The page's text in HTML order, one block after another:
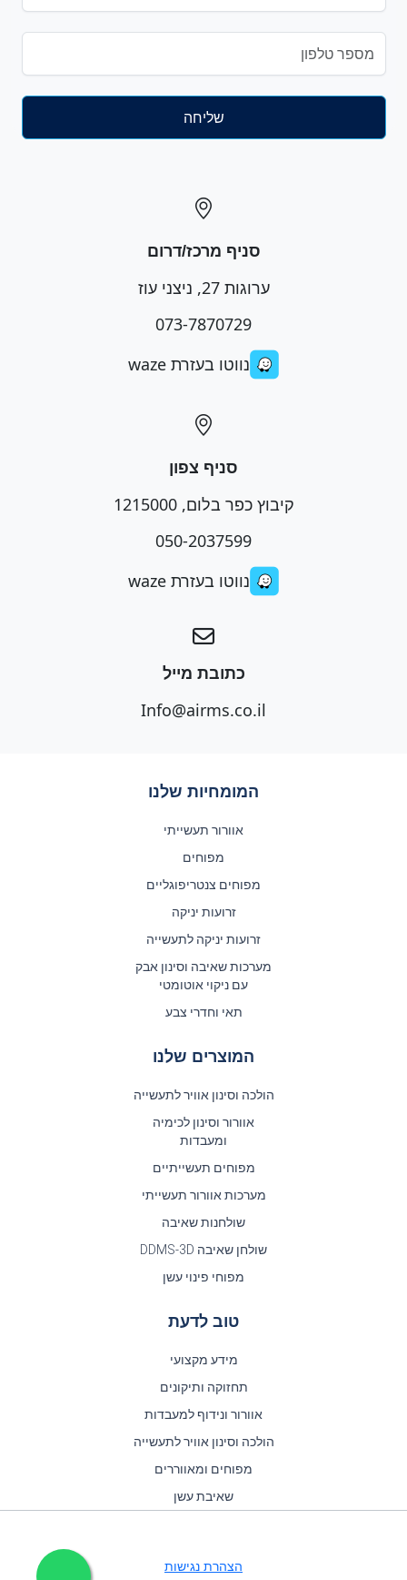
סניף מרכז/דרום
ערוגות 27, ניצני עוז
073-7870729
נווטו בעזרת waze
סניף צפון
קיבוץ כפר בלום, 1215000
050-2037599
נווטו בעזרת waze
כתובת מייל
Info@airms.co.il
המומחיות שלנו
אוורור תעשייתי
מפוחים
מפוחים צנטריפוגליים
זרועות יניקה
זרועות יניקה לתעשייה
מערכות שאיבה וסינון אבק
עם ניקוי אוטומטי
תאי וחדרי צבע
המוצרים שלנו
הולכה וסינון אוויר לתעשייה
אוורור וסינון לכימיה
ומעבדות
מפוחים תעשייתיים
מערכות אוורור תעשייתי
שולחנות שאיבה
שולחן שאיבה DDMS-3D
מפוחי פינוי עשן
טוב לדעת
מידע מקצועי
תחזוקה ותיקונים
אוורור ונידוף למעבדות
הולכה וסינון אוויר לתעשייה
מפוחים ומאווררים
שאיבת עשן
הצהרת נגישות